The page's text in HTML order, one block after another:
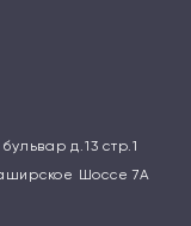
д.13 стр.1
Шоссе 7А